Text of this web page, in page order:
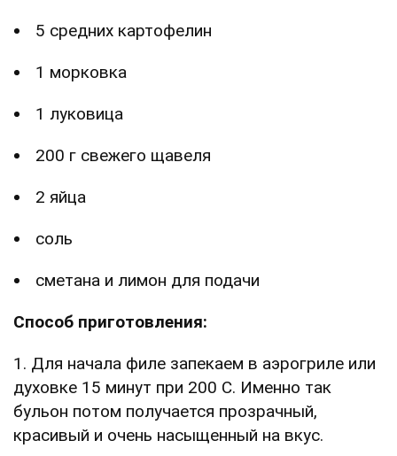
5 средних картофелин
1 морковка
1 луковица
200 г свежего щавеля
2 яйца
соль
сметана и лимон для подачи
Способ приготовления:
1. Для начала филе запекаем в аэрогриле или
духовке 15 минут при 200 С. Именно так
бульон потом получается прозрачный,
красивый и очень насыщенный на вкус.